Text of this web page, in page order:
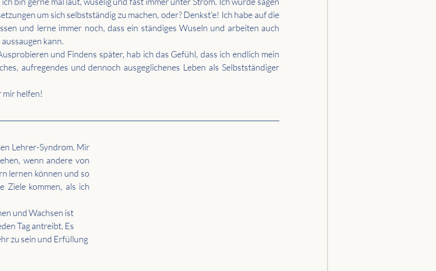
um sich selbstständig zu machen, oder? Denkst'e! Ich habe auf die
und lerne immer noch, dass ein ständiges Wuseln und arbeiten auch
kann.
und Findens später, hab ich das Gefühl, dass ich endlich mein
aufregendes und dennoch ausgeglichenes Leben als Selbstständiger
mir helfen!
Lehrer-Syndrom. Mir
wenn andere von
lernen können und so
Ziele kommen, als ich
und Wachsen ist
Tag antreibt. Es
zu sein und Erfüllung